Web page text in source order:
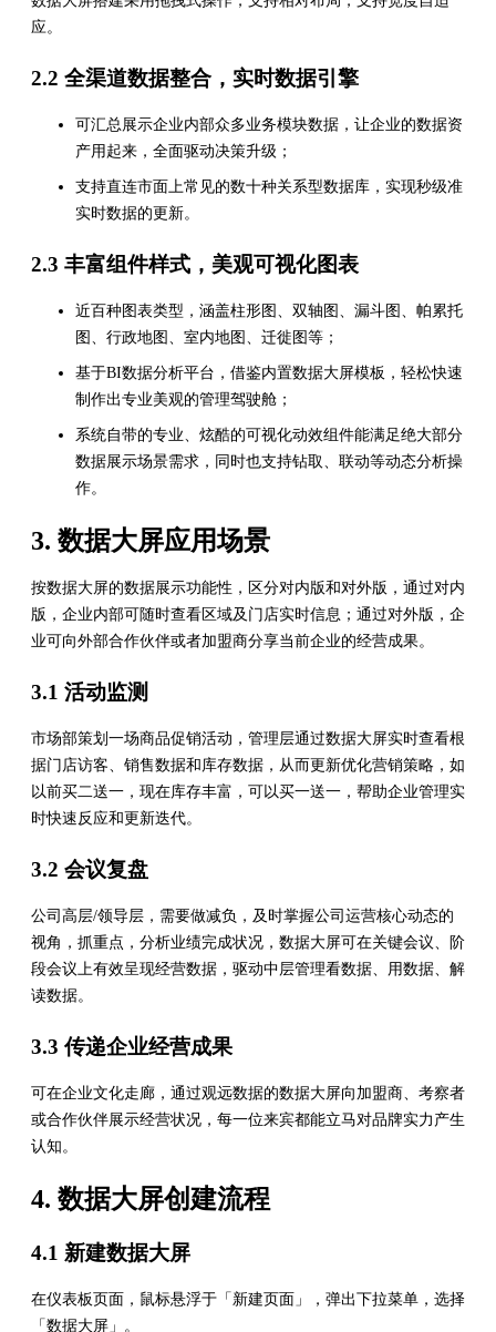
应。
2.2 全渠道数据整合，实时数据引擎
可汇总展示企业内部众多业务模块数据，让企业的数据资
产用起来，全面驱动决策升级；
支持直连市面上常见的数十种关系型数据库，实现秒级准
实时数据的更新。
2.3 丰富组件样式，美观可视化图表
近百种图表类型，涵盖柱形图、双轴图、漏斗图、帕累托
图、行政地图、室内地图、迁徙图等；
基于BI数据分析平台，借鉴内置数据大屏模板，轻松快速
制作出专业美观的管理驾驶舱；
系统自带的专业、炫酷的可视化动效组件能满足绝大部分
数据展示场景需求，同时也支持钻取、联动等动态分析操
作。
3. 数据大屏应用场景
按数据大屏的数据展示功能性，区分对内版和对外版，通过对内
版，企业内部可随时查看区域及门店实时信息；通过对外版，企
业可向外部合作伙伴或者加盟商分享当前企业的经营成果。
3.1 活动监测
市场部策划一场商品促销活动，管理层通过数据大屏实时查看根
据门店访客、销售数据和库存数据，从而更新优化营销策略，如
以前买二送一，现在库存丰富，可以买一送一，帮助企业管理实
时快速反应和更新迭代。
3.2 会议复盘
公司高层/领导层，需要做减负，及时掌握公司运营核心动态的
视角，抓重点，分析业绩完成状况，数据大屏可在关键会议、阶
段会议上有效呈现经营数据，驱动中层管理看数据、用数据、解
读数据。
3.3 传递企业经营成果
可在企业文化走廊，通过观远数据的数据大屏向加盟商、考察者
或合作伙伴展示经营状况，每一位来宾都能立马对品牌实力产生
认知。
4. 数据大屏创建流程
4.1 新建数据大屏
在仪表板页面，鼠标悬浮于「新建页面」，弹出下拉菜单，选择
「数据大屏」。